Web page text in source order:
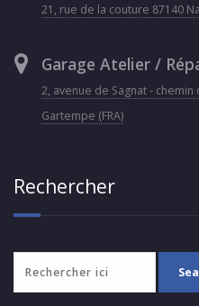
21, rue de la couture 87140
Garage Atelier /
2, avenue de Sagnat -
Gartempe (FRA)
Rechercher